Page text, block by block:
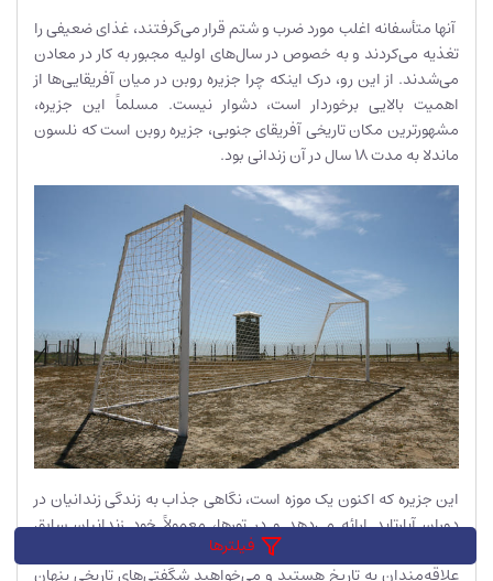
فیلترها
آنها متأسفانه اغلب مورد ضرب و شتم قرار می‌گرفتند، غذای ضعیفی را
تغذیه می‌کردند و به خصوص در سال‌های اولیه مجبور به کار در معادن
می‌شدند. از این رو، درک اینکه چرا جزیره روبن در میان آفریقایی‌ها از
اهمیت بالایی برخوردار است، دشوار نیست. مسلماً این جزیره،
مشهورترین مکان تاریخی آفریقای جنوبی، جزیره روبن است که نلسون
ماندلا به مدت 18 سال در آن زندانی بود.
این جزیره که اکنون یک موزه است، نگاهی جذاب به زندگی زندانیان در
دوران آپارتاید ارائه می‌دهد و در تورها، معمولاً خود زندانیان سابق
هستند که شما را در سلول‌های زندان می‌برند.بنابراین، اگر از
علاقه‌مندان به تاریخ هستید و می‌خواهید شگفتی‌های تاریخی پنهان